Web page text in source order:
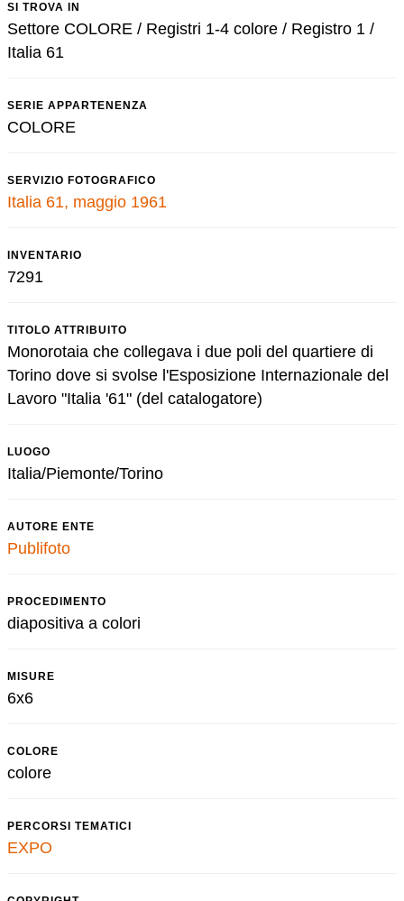
SI TROVA IN
Settore COLORE / Registri 1-4 colore / Registro 1 /
Italia 61
SERIE APPARTENENZA
COLORE
SERVIZIO FOTOGRAFICO
Italia 61, maggio 1961
INVENTARIO
7291
TITOLO ATTRIBUITO
Monorotaia che collegava i due poli del quartiere di
Torino dove si svolse l'Esposizione Internazionale del
Lavoro "Italia '61" (del catalogatore)
LUOGO
Italia/Piemonte/Torino
AUTORE ENTE
Publifoto
PROCEDIMENTO
diapositiva a colori
MISURE
6x6
COLORE
colore
PERCORSI TEMATICI
EXPO